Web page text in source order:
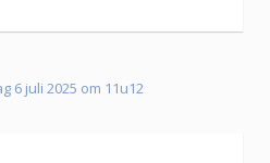
6 juli 2025 om 11u12